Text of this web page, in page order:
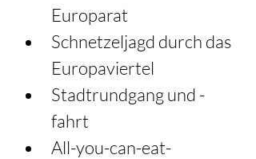
Europarat
Schnetzeljagd durch das
Europaviertel
Stadtrundgang und -
fahrt
All-you-can-eat-